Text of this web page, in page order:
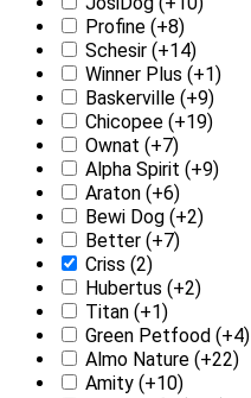
Profine (+8)
Schesir (+14)
Winner Plus (+1)
Baskerville (+9)
Chicopee (+19)
Ownat (+7)
Alpha Spirit (+9)
Araton (+6)
Bewi Dog (+2)
Better (+7)
Criss (2)
Hubertus (+2)
Titan (+1)
Green Petfood (+4)
Almo Nature (+22)
Amity (+10)